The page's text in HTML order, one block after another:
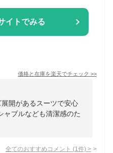
イトでみる
価格と在庫を楽天でチェック >>
開があるスーツで安心
ャブルなども清潔感のた
全てのおすすめコメント (1 件) >